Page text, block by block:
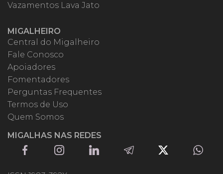
Vazamentos Lava Jato
MIGALHEIRO
Central do Migalheiro
Fale Conosco
Apoiadores
Fomentadores
Perguntas Frequentes
Termos de Uso
Quem Somos
MIGALHAS NAS REDES